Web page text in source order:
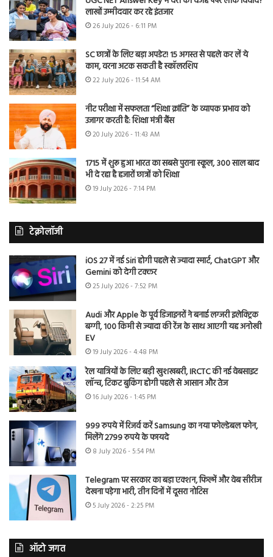
लाखों उम्मीदवार कर रहे इंतजार
26 July 2026 - 6:11 PM
SC छात्रों के लिए बड़ा अपडेट! 15 अगस्त से पहले कर लें ये
काम, वरना अटक सकती है स्कॉलरशिप
22 July 2026 - 11:54 AM
नीट परीक्षा में सफलता “शिक्षा क्रांति” के व्यापक प्रभाव को
उजागर करती है: शिक्षा मंत्री बैंस
20 July 2026 - 11:43 AM
1715 में शुरू हुआ भारत का सबसे पुराना स्कूल, 300 साल बाद
भी दे रहा है हजारों छात्रों को शिक्षा
19 July 2026 - 7:14 PM
टेक्नोलॉजी
iOS 27 में नई Siri होगी पहले से ज्यादा स्मार्ट, ChatGPT और
Gemini को देगी टक्कर
25 July 2026 - 7:52 PM
Audi और Apple के पूर्व डिजाइनरों ने बनाई लग्जरी इलेक्ट्रिक
बग्गी, 100 किमी से ज्यादा की रेंज के साथ आएगी यह अनोखी
EV
19 July 2026 - 4:48 PM
रेल यात्रियों के लिए बड़ी खुशखबरी, IRCTC की नई वेबसाइट
लॉन्च, टिकट बुकिंग होगी पहले से आसान और तेज
16 July 2026 - 1:45 PM
999 रुपये में रिजर्व करें Samsung का नया फोल्डेबल फोन,
मिलेंगे 2799 रुपये के फायदे
8 July 2026 - 5:54 PM
Telegram पर सरकार का बड़ा एक्शन, फिल्में और वेब सीरीज
देखना पड़ेगा भारी, तीन दिनों में दूसरा नोटिस
5 July 2026 - 2:25 PM
ऑटो जगत